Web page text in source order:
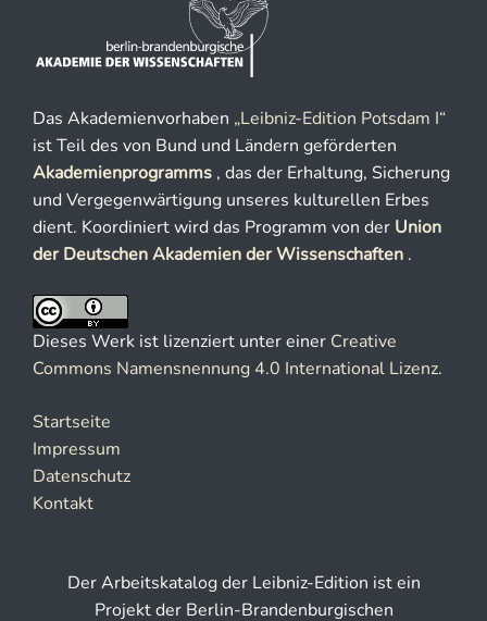
Das Akademienvorhaben „Leibniz-Edition Potsdam I“
ist Teil des von Bund und Ländern geförderten
Akademienprogramms , das der Erhaltung, Sicherung
und Vergegenwärtigung unseres kulturellen Erbes
dient. Koordiniert wird das Programm von der Union
der Deutschen Akademien der Wissenschaften .
Dieses Werk ist lizenziert unter einer Creative
Commons Namensnennung 4.0 International Lizenz.
Startseite
Impressum
Datenschutz
Kontakt
Der Arbeitskatalog der Leibniz-Edition ist ein
Projekt der Berlin-Brandenburgischen